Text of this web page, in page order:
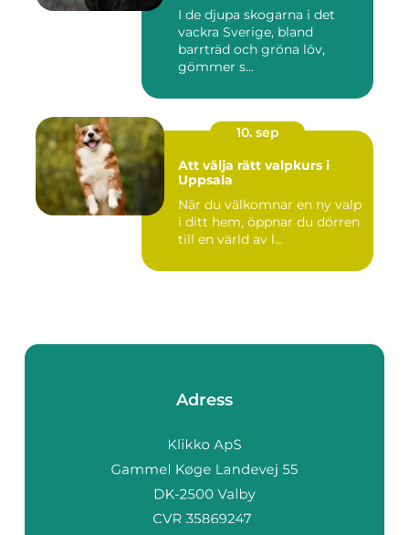
I de djupa skogarna i det
vackra Sverige, bland
barrträd och gröna löv,
gömmer s...
10. sep
Att välja rätt valpkurs i
Uppsala
När du välkomnar en ny valp
i ditt hem, öppnar du dörren
till en värld av l...
Adress